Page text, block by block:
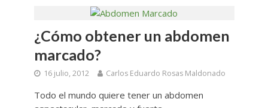
¿Cómo obtener un abdomen
marcado?
16 julio, 2012 Carlos Eduardo Rosas Maldonado
Todo el mundo quiere tener un abdomen